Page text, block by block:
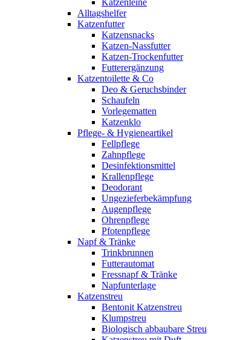
Katzenleine
Alltagshelfer
Katzenfutter
Katzensnacks
Katzen-Nassfutter
Katzen-Trockenfutter
Futterergänzung
Katzentoilette & Co
Deo & Geruchsbinder
Schaufeln
Vorlegematten
Katzenklo
Pflege- & Hygieneartikel
Fellpflege
Zahnpflege
Desinfektionsmittel
Krallenpflege
Deodorant
Ungezieferbekämpfung
Augenpflege
Ohrenpflege
Pfotenpflege
Napf & Tränke
Trinkbrunnen
Futterautomat
Fressnapf & Tränke
Napfunterlage
Katzenstreu
Bentonit Katzenstreu
Klumpstreu
Biologisch abbaubare Streu